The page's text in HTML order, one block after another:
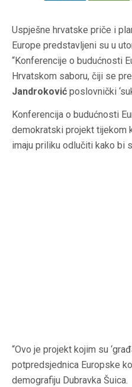
Uspješne hrvatske priče i
Europe predstavljeni su u
“Konferencije o budućnosti
Hrvatskom saboru, čiji se
Jandroković poslovnički
Konferencija o budućnosti
demokratski projekt tijekom
imaju priliku odlučiti kako bi
“Ovo je projekt kojim su
potpredsjednica Europske
demografiju Dubravka Šuica.